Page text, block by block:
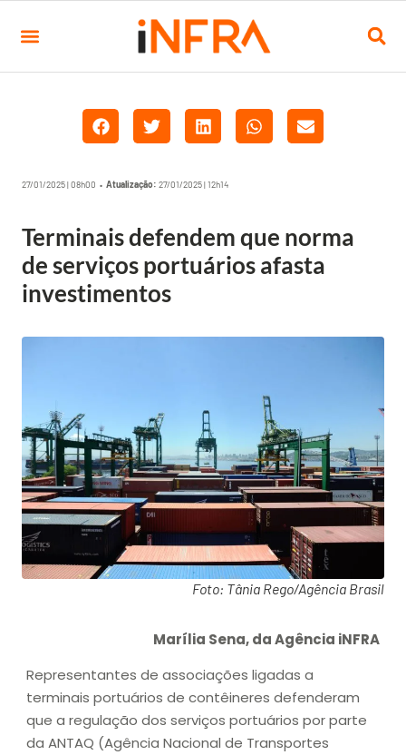
27/01/2025 | 08h00 • Atualização: 27/01/2025 | 12h14
Terminais defendem que norma
de serviços portuários afasta
investimentos
Foto: Tânia Rego/Agência Brasil
Marília Sena, da Agência iNFRA
Representantes de associações ligadas a
terminais portuários de contêineres defenderam
que a regulação dos serviços portuários por parte
da ANTAQ (Agência Nacional de Transportes